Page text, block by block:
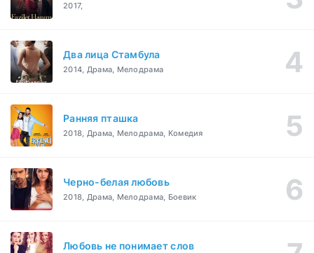
2017,
Два лица Стамбула
2014, Драма, Мелодрама
Ранняя пташка
2018, Драма, Мелодрама, Комедия
Черно-белая любовь
2018, Драма, Мелодрама, Боевик
Любовь не понимает слов